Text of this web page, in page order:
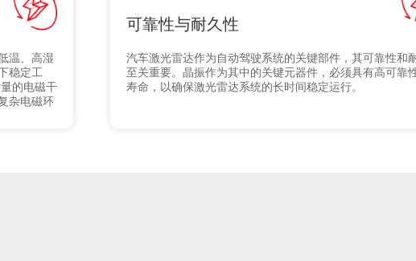
温、高湿
稳定工
的电磁干
杂电磁环
可靠性与耐久性
汽车激光雷达作为自动驾驶系统的关键部件，其可靠性和
至关重要。晶振作为其中的关键元器件，必须具有高可靠
寿命，以确保激光雷达系统的长时间稳定运行。